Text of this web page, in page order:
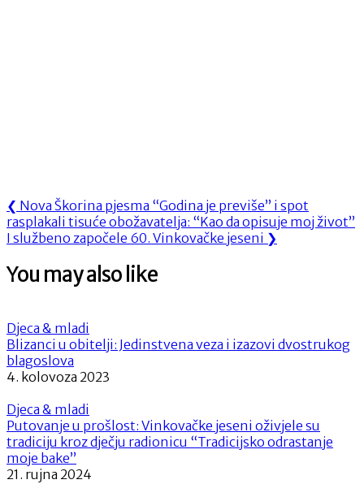
Navigacija
objava
❮ Previous
Post:
Nova Škorina pjesma “Godina je previše” i spot
rasplakali tisuće obožavatelja: “Kao da opisuje moj život”
Next
I službeno započele 60. Vinkovačke jeseni ❯
You may also like
Djeca & mladi
Blizanci u obitelji: Jedinstvena veza i izazovi dvostrukog
blagoslova
4. kolovoza 2023
Djeca & mladi
Putovanje u prošlost: Vinkovačke jeseni oživjele su
tradiciju kroz dječju radionicu “Tradicijsko odrastanje
moje bake”
21. rujna 2024